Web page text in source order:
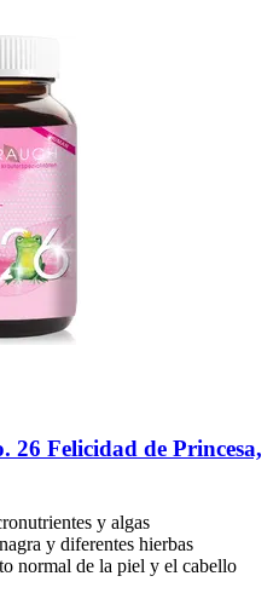
26 Felicidad de Princesa,
y algas
y diferentes hierbas
normal de la piel y el cabello